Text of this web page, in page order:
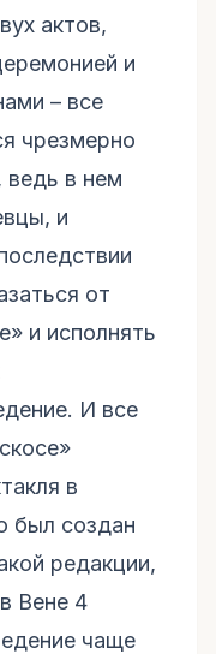
актов,
и
– все
чрезмерно
ведь в нем
и
от
и исполнять
И все
в
был создан
редакции,
Вене 4
чаще